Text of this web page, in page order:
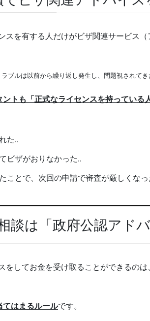
スを有する人だけがビザ関連サービス
ブルは以前から繰り返し発生し、問題視されてき
ントも「正式なライセンスを持っている
た..
ビザがおりなかった..
ことで、次回の申請で審査が厳しくな
談は「政府公認アド
をしてお金を受け取ることができるのは
てはまるルールです。